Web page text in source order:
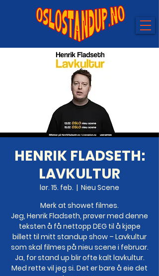
HENRIK FLADSETH:
LAVKULTUR
lør. 15. feb.
  |
Nieu Scene
Merk at showet filmes.
Jeg, Henrik Fladseth, prøver med denne
teksten å få nettopp DEG til å kjøpe
billett til mitt standup show – Lavkultur
som skal filmes på nieu scene i februar.
Ja, for stand up blir ofte kalt lavkultur.
Med rette vil jeg si. Det er bare å eie det